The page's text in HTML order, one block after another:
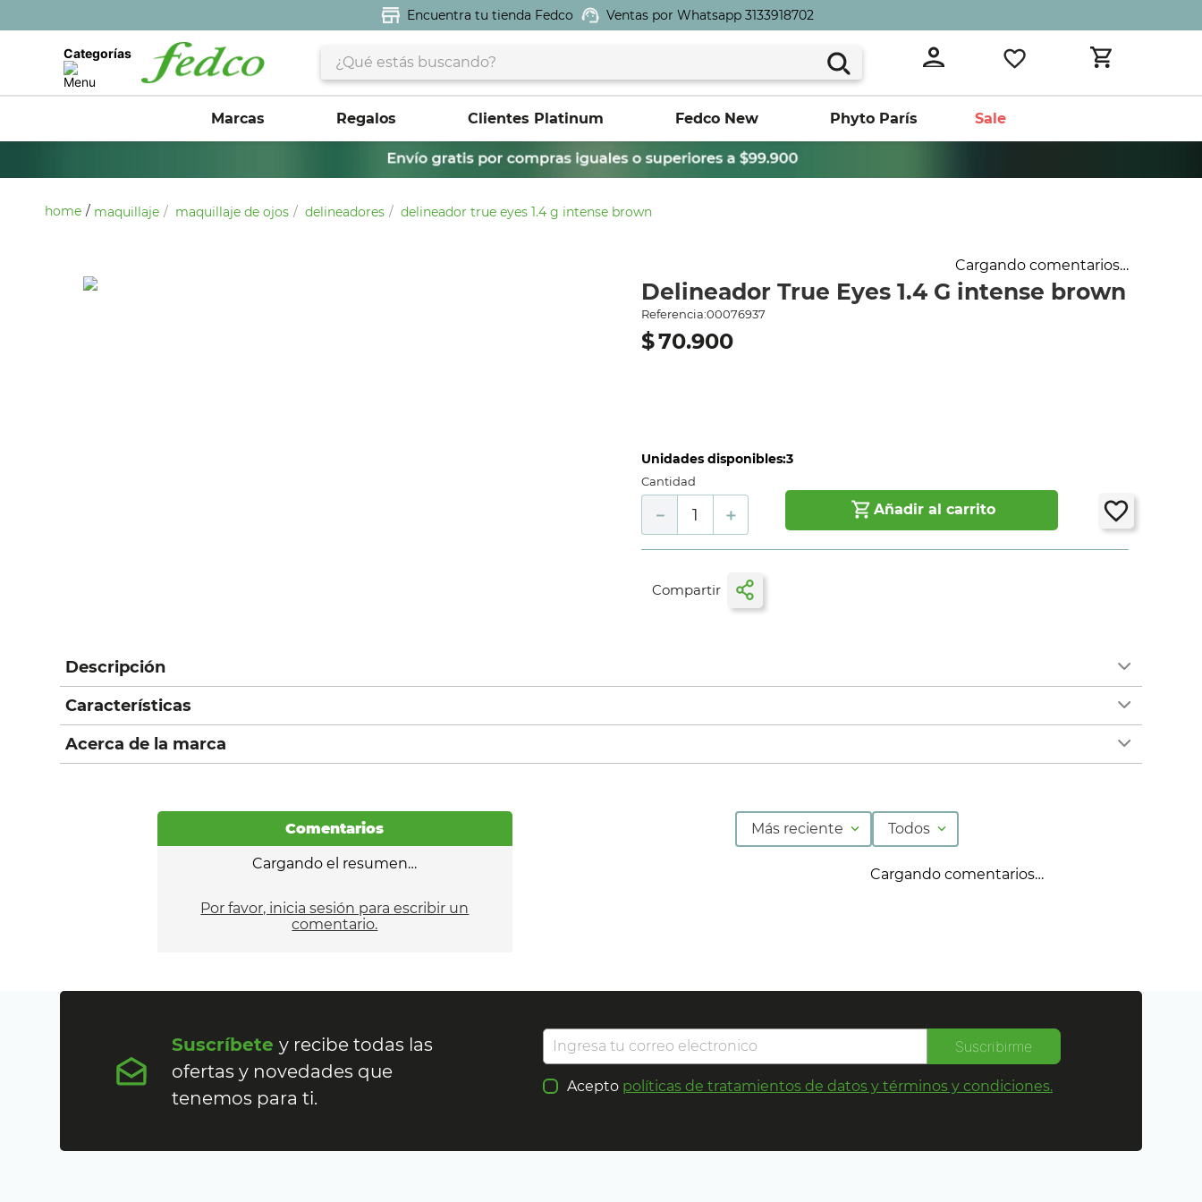
Encuentra tu tienda Fedco Ventas por Whatsapp 3133918702
Categorías ¿Qué estás buscando?
Marcas Regalos Clientes Platinum Fedco New Phyto París Sale
maquillaje maquillaje de ojos delineadores delineador true eyes 1.4 g intense brown
Cargando comentarios…
Delineador True Eyes 1.4 G intense brown
Referencia:00076937
$70.900
Unidades disponibles:3
Cantidad
＋
－ Añadir al carrito
Descripción
Características
Acerca de la marca
Comentarios
Cargando el resumen…
Por favor, inicia sesión para escribir un
comentario.
Más reciente Todos
Cargando comentarios…
Suscríbetey recibe todas las
ofertas y novedades que
tenemos para ti.
Suscribirme
Acepto políticas de tratamientos de datos y términos y condiciones.